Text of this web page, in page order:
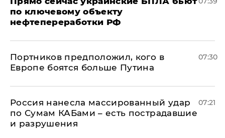
по ключевому объекту
нефтепереработки РФ
Портников предположил, кого в
Европе боятся больше Путина
07:30
Россия нанесла массированный удар
по Сумам КАБами – есть пострадавшие
и разрушения
07:21